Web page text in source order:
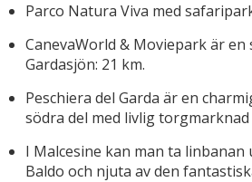
Parco Natura Viva med
CanevaWorld & Moviepark är
Gardasjön: 21 km.
Peschiera del Garda är en
södra del med livlig torgmarknad
I Malcesine kan man ta
Baldo och njuta av den